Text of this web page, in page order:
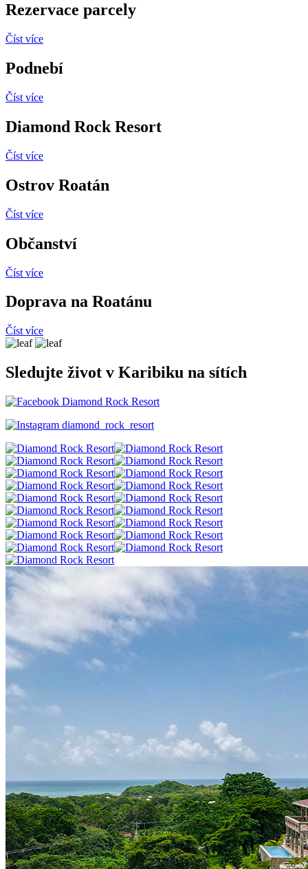
Rezervace parcely
Číst více
Podnebí
Číst více
Diamond Rock Resort
Číst více
Ostrov Roatán
Číst více
Občanství
Číst více
Doprava na Roatánu
Číst více
Sledujte život v Karibiku na sítích
Diamond Rock Resort
diamond_rock_resort